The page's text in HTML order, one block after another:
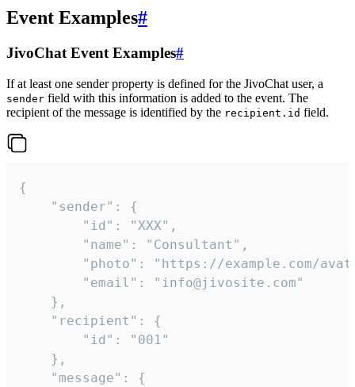
Event Examples#
JivoChat Event Examples#
If at least one sender property is defined for the JivoChat user, a
sender field with this information is added to the event. The
recipient of the message is identified by the recipient.id field.
{